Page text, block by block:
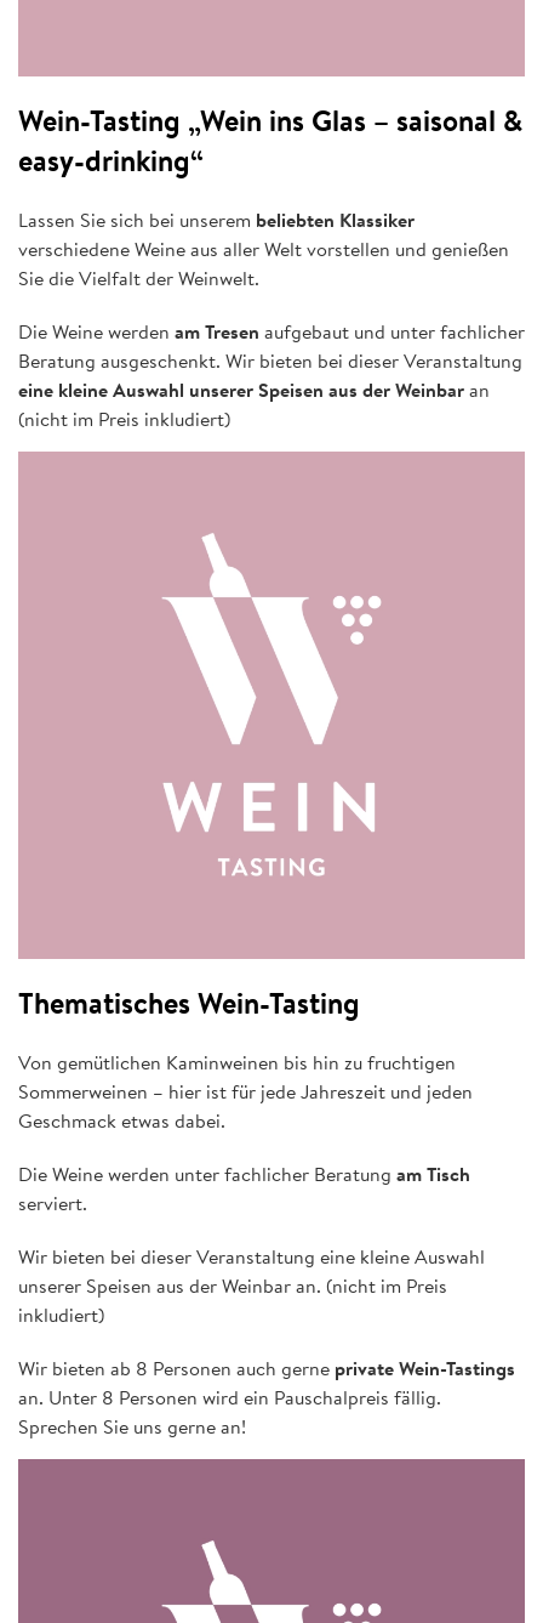
Wein-Tasting „Wein ins Glas – saisonal &
easy-drinking“
Lassen Sie sich bei unserem beliebten Klassiker
verschiedene Weine aus aller Welt vorstellen und genießen
Sie die Vielfalt der Weinwelt.
Die Weine werden am Tresen aufgebaut und unter fachlicher
Beratung ausgeschenkt. Wir bieten bei dieser Veranstaltung
eine kleine Auswahl unserer Speisen aus der Weinbaran
(nicht im Preis inkludiert)
Thematisches Wein-Tasting
Von gemütlichen Kaminweinen bis hin zu fruchtigen
Sommerweinen – hier ist für jede Jahreszeit und jeden
Geschmack etwas dabei.
Die Weine werden unter fachlicher Beratung am Tisch
serviert.
Wir bieten bei dieser Veranstaltung eine kleine Auswahl
unserer Speisen aus der Weinbar an. (nicht im Preis
inkludiert)
Wir bieten ab 8 Personen auch gerne private Wein-Tastings
an. Unter 8 Personen wird ein Pauschalpreis fällig.
Sprechen Sie uns gerne an!